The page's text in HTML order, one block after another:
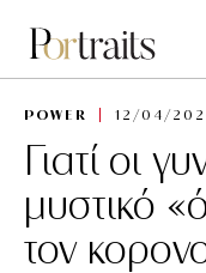
POWER 12/04/
Γιατί οι
μυστικό
τον